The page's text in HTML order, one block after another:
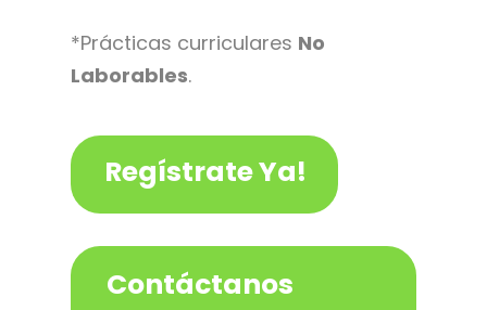
*Prácticas curriculares No
Laborables.
Regístrate Ya!
Contáctanos